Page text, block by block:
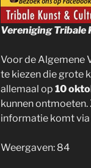
Vereniging
Voor de Algemene
te kiezen die grote
allemaal op 10
kunnen ontmoeten.
informatie komt via
Weergaven: 84